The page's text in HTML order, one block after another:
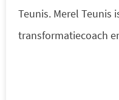
Teunis. Merel Teunis
transformatiecoach